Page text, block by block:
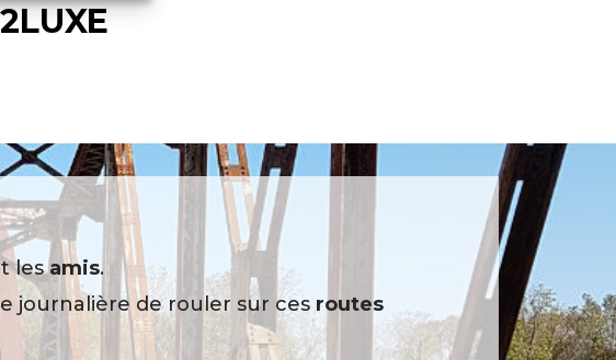
lesamis.
journalière de rouler sur ces routes